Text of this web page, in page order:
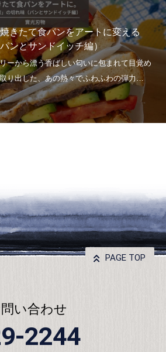
きたて食パンをアートに変える
ンとサンドイッチ編）
PAGE TOP
い合わせ
2244